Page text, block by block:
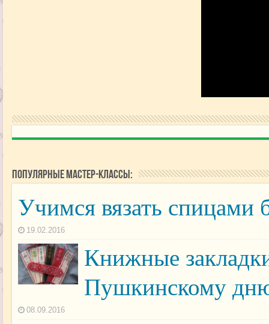
Популярные мастер-классы:
Учимся вязать спицами
19.02.2016
Книжные
Пушкинскому
08.09.2016